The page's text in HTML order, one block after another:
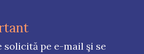
solicită pe e-mail şi se